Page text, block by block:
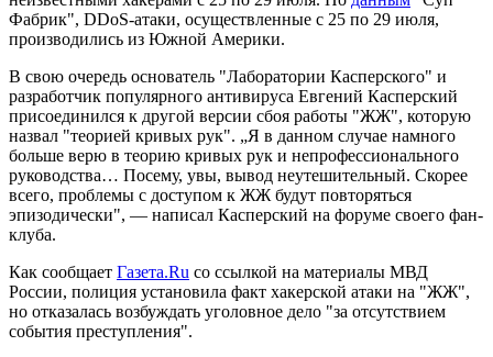
Фабрик", DDoS-атаки, осуществленные с 25 по 29 июля,
производились из Южной Америки.
В свою очередь основатель "Лаборатории Касперского" и
разработчик популярного антивируса Евгений Касперский
присоединился к другой версии сбоя работы "ЖЖ", которую
назвал "теорией кривых рук". „Я в данном случае намного
больше верю в теорию кривых рук и непрофессионального
руководства… Посему, увы, вывод неутешительный. Скорее
всего, проблемы с доступом к ЖЖ будут повторяться
эпизодически", — написал Касперский на форуме своего фан-
клуба.
Как сообщает Газета.Ru со ссылкой на материалы МВД
России, полиция установила факт хакерской атаки на "ЖЖ",
но отказалась возбуждать уголовное дело "за отсутствием
события преступления".